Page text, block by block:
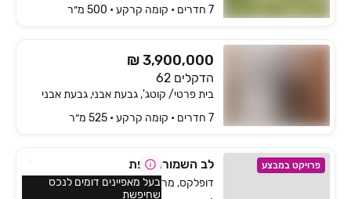
7 חדרים • קומה ‎קרקע‏ • 500 מ״ר
₪ 3,900,000
הדקלים 62
בית פרטי/ קוטג', גבעת אבני, גבעת אבני
7 חדרים • קומה ‎קרקע‏ • 525 מ״ר
פרויקט במבצע לב השמורה צפת
דופלקס, מרום כנען איביקור, צפת
בעל מאפיינים דומים לנכס
שחיפשת